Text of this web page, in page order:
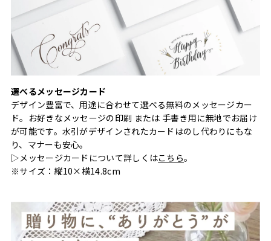
選べるメッセージカード
デザイン豊富で、用途に合わせて選べる無料のメッセージカー
ド。お好きなメッセージの印刷 または 手書き用に無地でお届け
が可能です。水引がデザインされたカードはのし代わりにもな
り、マナーも安心。
▷メッセージカードについて詳しくはこちら。
※サイズ：縦10×横14.8cm